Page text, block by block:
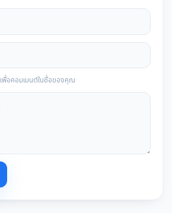
เพื่อคอมเมนต์ในชื่อของคุณ